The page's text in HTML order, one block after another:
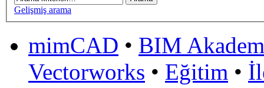
Gelişmiş arama
mimCAD • BIM
Vectorworks • Eğitim •